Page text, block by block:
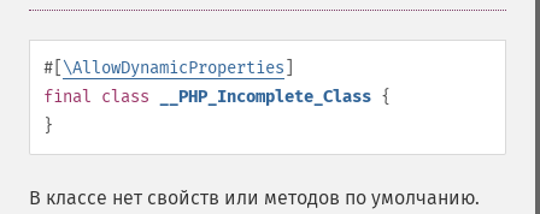
#[ \AllowDynamicProperties
final class __PHP_Incomplete_Class {
}
В классе нет свойств или методов по умолчанию.